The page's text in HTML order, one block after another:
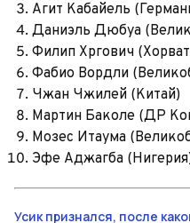
Агит Кабайель
Даниэль Дюбуа
Филип Хргович
Фабио Вордли
Чжан Чжилей (Китай)
Мартин Баколе (ДР
Мозес Итаума
Эфе Аджагба
Усик признался, после